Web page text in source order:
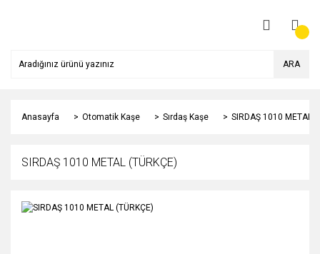
ARA
Anasayfa Otomatik Kaşe Sırdaş Kaşe SIRDAŞ 1010 METAL
SIRDAŞ 1010 METAL (TÜRKÇE)